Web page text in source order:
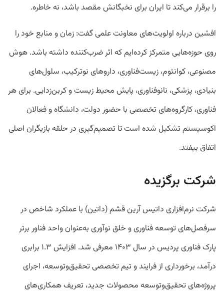
را برقرار می‌کند تا ایران برای نخبگانش مقصد باشد، نه خاطره.
افشین درباره اولویت‌های معاونت علمی گفت: زمان و منابع خود را
روی حوزه‌هایی متمرکز کرده‌ایم که اثر ضرب‌کننده داشته باشد. هوش
مصنوعی، کوانتوم، زیست‌فناوری، داروهای نوترکیب، سلول‌های
بنیادی، پزشکی، نانوفناوری، پایش محیط زیست و کربن‌زدایی. برای هر
فناوری، کارگروه‌های تخصصی با حضور دولت، دانشگاه و فعالان
اکوسیستم تشکیل شده است تا تصمیم‌گیری در حلقه بازیگران اصلی
اتفاق بیفتد.
شرکت برگزیده
شرکت نرم‌افزاری داتیس آرین قشم (داتین) با عملکرد شاخص در
سرفصل‌های توسعه فناوری و خلق نوآوری به‌عنوان واحد فناور برتر
پارک فناوری پردیس در سال ۱۴۰۳ معرفی شد. افزایش ۱.۳ برابری
درآمد، برخورداری از فرایند و تیم تخصصی تحقیق‌وتوسعه، اجرای
پروژه‌های تحقیق‌وتوسعه محصولات جدید، تعریف همکاری‌های